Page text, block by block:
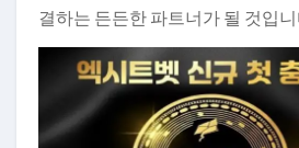
결하는 든든한 파트너가 될 것입